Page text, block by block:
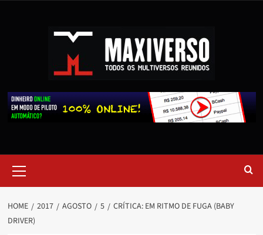
HOME 2017 AGOSTO 5
CRÍTICA: EM RITMO DE FUGA (BABY
DRIVER)